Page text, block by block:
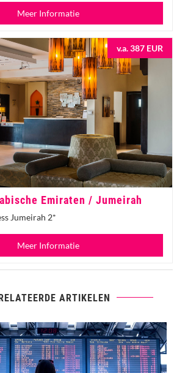
Meer Informatie
v.a. 387 EUR
Emiraten / Jumeirah
Jumeirah 2*
Meer Informatie
ARTIKELEN